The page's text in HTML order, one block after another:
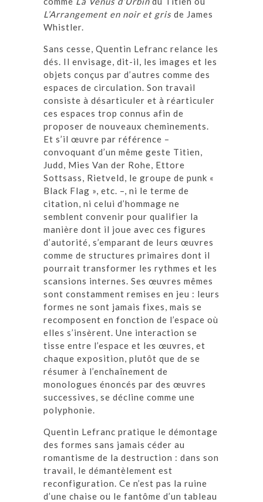
L’Arrangement en noir et gris de James
Whistler.
Sans cesse, Quentin Lefranc relance les
dés. Il envisage, dit-il, les images et les
objets conçus par d’autres comme des
espaces de circulation. Son travail
consiste à désarticuler et à réarticuler
ces espaces trop connus afin de
proposer de nouveaux cheminements.
Et s’il œuvre par référence –
convoquant d’un même geste Titien,
Judd, Mies Van der Rohe, Ettore
Sottsass, Rietveld, le groupe de punk «
Black Flag », etc. –, ni le terme de
citation, ni celui d’hommage ne
semblent convenir pour qualifier la
manière dont il joue avec ces figures
d’autorité, s’emparant de leurs œuvres
comme de structures primaires dont il
pourrait transformer les rythmes et les
scansions internes. Ses œuvres mêmes
sont constamment remises en jeu : leurs
formes ne sont jamais fixes, mais se
recomposent en fonction de l’espace où
elles s’insèrent. Une interaction se
tisse entre l’espace et les œuvres, et
chaque exposition, plutôt que de se
résumer à l’enchaînement de
monologues énoncés par des œuvres
successives, se décline comme une
polyphonie.
Quentin Lefranc pratique le démontage
des formes sans jamais céder au
romantisme de la destruction : dans son
travail, le démantèlement est
reconfiguration. Ce n’est pas la ruine
d’une chaise ou le fantôme d’un tableau